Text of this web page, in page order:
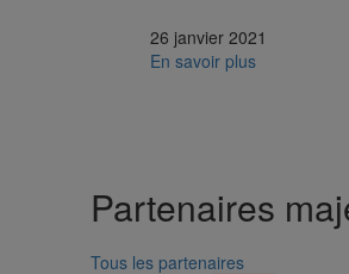
26 janvier 2021
En savoir plus
Partenaires
Tous les partenaires